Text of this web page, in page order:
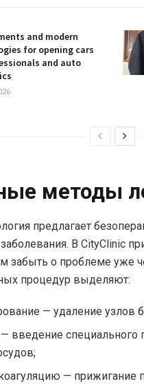
and modern
for opening cars
and auto
методы
предлагает
В CityClinic
забыть о проблеме уже
процедур выделяют:
— удаление узлов
введение
— прижигание